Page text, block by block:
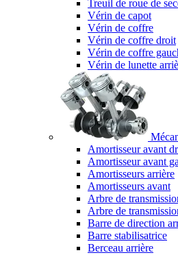
Treuil de roue de
Vérin de capot
Vérin de coffre
Vérin de coffre droit
Vérin de coffre
Vérin de lunette
Amortisseur avant
Amortisseur avant
Amortisseurs arrière
Amortisseurs avant
Arbre de
Arbre de
Barre de direction
Barre stabilisatrice
Berceau arrière